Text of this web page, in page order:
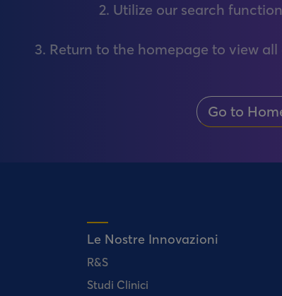
2. Utilize our search
3. Return to the homepage to view
Go to
Le Nostre Innovazioni
R&S
Studi Clinici